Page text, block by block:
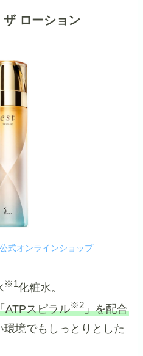
ザ ローション
式オンラインショップ
※1化粧水。
ATPスピラル※2」を配合
環境でもしっとりとした